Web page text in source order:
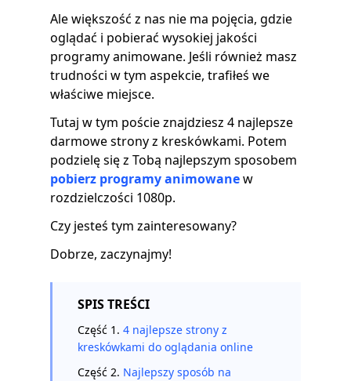
Ale większość z nas nie ma pojęcia, gdzie
oglądać i pobierać wysokiej jakości
programy animowane. Jeśli również masz
trudności w tym aspekcie, trafiłeś we
właściwe miejsce.
Tutaj w tym poście znajdziesz 4 najlepsze
darmowe strony z kreskówkami. Potem
podzielę się z Tobą najlepszym sposobem
pobierz programy animowanew
rozdzielczości 1080p.
Czy jesteś tym zainteresowany?
Dobrze, zaczynajmy!
SPIS TREŚCI
Część 1. 4 najlepsze strony z
kreskówkami do oglądania online
Część 2. Najlepszy sposób na